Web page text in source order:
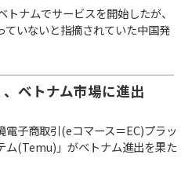
ナムでサービスを開始したが、
ていないと指摘されていた中国発
ベトナム市場に進出
子商取引(eコマース＝EC)プラッ
ム(Temu)」がベトナム進出を果た